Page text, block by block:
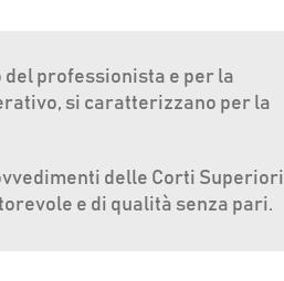
professionista e per la
si caratterizzano per la
delle Corti Superiori
e di qualità senza pari.